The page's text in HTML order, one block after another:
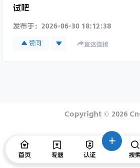
试吧
发布于： 2026-06-30 18:12:38
赞同 直达连接
Copyright © 2026
首页 专题 认证 搜